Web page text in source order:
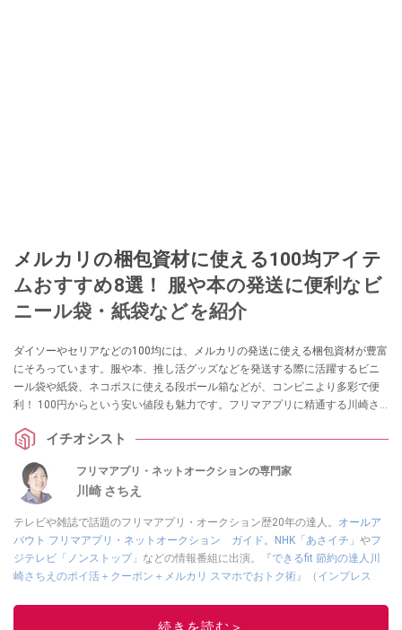
メルカリの梱包資材に使える100均アイテ
ムおすすめ8選！ 服や本の発送に便利なビ
ニール袋・紙袋などを紹介
ダイソーやセリアなどの100均には、メルカリの発送に使える梱包資材が豊富
にそろっています。服や本、推し活グッズなどを発送する際に活躍するビニ
ール袋や紙袋、ネコポスに使える段ボール箱などが、コンビニより多彩で便
利！ 100円からという安い値段も魅力です。フリマアプリに精通する川崎さ
のおすすめ梱包資材ご紹介。「ひどい梱包に出会った」という口コミ・エピ
イチオシスト
フリマアプリ・ネットオークションの専門家
川崎 さちえ
テレビや雑誌で話題のフリマアプリ・オークション歴20年の達人。 オールア
バウト フリマアプリ・ネットオークション ガイド。 NHK「あさイチ」 やフ
ジテレビ「ノンストップ」 などの情報番組に出演。
『できるfit 節約の達人川
崎さちえのポイ活＋クーポン＋メルカリ スマホでおトク術』（インプレス
的に稼ぐ！』（翔泳社刊）